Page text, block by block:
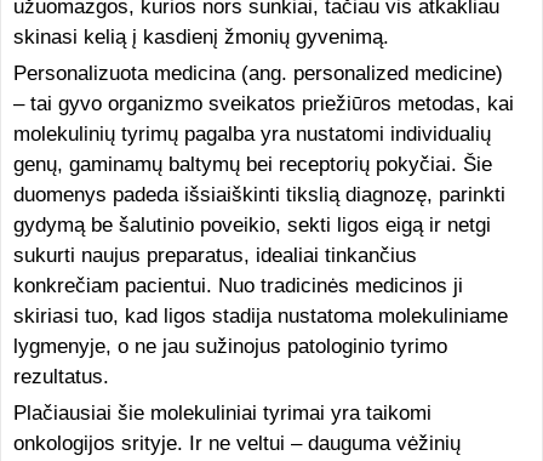
užuomazgos, kurios nors sunkiai, tačiau vis atkakliau
skinasi kelią į kasdienį žmonių gyvenimą.
Personalizuota medicina (ang. personalized medicine)
– tai gyvo organizmo sveikatos priežiūros metodas, kai
molekulinių tyrimų pagalba yra nustatomi individualių
genų, gaminamų baltymų bei receptorių pokyčiai. Šie
duomenys padeda išsiaiškinti tikslią diagnozę, parinkti
gydymą be šalutinio poveikio, sekti ligos eigą ir netgi
sukurti naujus preparatus, idealiai tinkančius
konkrečiam pacientui. Nuo tradicinės medicinos ji
skiriasi tuo, kad ligos stadija nustatoma molekuliniame
lygmenyje, o ne jau sužinojus patologinio tyrimo
rezultatus.
Plačiausiai šie molekuliniai tyrimai yra taikomi
onkologijos srityje. Ir ne veltui – dauguma vėžinių